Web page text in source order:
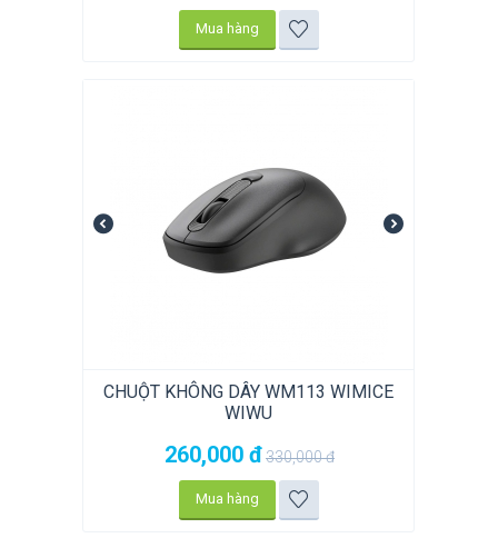
Mua hàng
CHUỘT KHÔNG DÂY WM113 WIMICE
WIWU
260,000 đ330,000đ
Mua hàng